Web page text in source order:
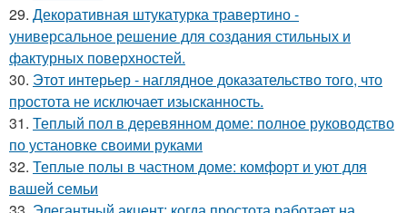
29. Декоративная штукатурка травертино -
универсальное решение для создания стильных и
фактурных поверхностей.
30. Этот интерьер - наглядное доказательство того, что
простота не исключает изысканность.
31. Теплый пол в деревянном доме: полное руководство
по установке своими руками
32. Теплые полы в частном доме: комфорт и уют для
вашей семьи